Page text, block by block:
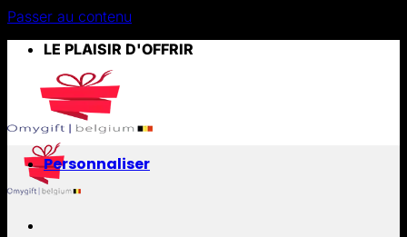
Passer au contenu
LE PLAISIR D'OFFRIR
Personnaliser